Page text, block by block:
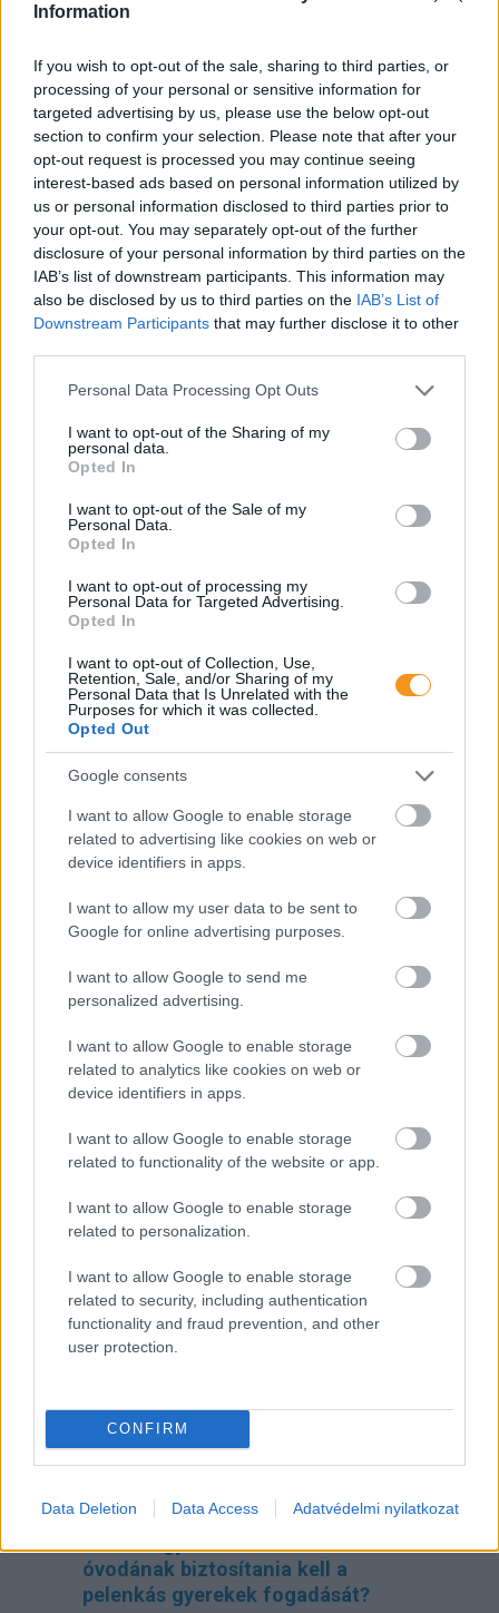
Information
If you wish to opt-out of the sale, sharing to third parties, or
processing of your personal or sensitive information for
targeted advertising by us, please use the below opt-out
section to confirm your selection. Please note that after your
opt-out request is processed you may continue seeing
interest-based ads based on personal information utilized by
us or personal information disclosed to third parties prior to
your opt-out. You may separately opt-out of the further
disclosure of your personal information by third parties on the
IAB’s list of downstream participants. This information may
also be disclosed by us to third parties on the IAB’s List of
Downstream Participants that may further disclose it to other
Please note that this website/app uses one or more Google
not limited to your visit or usage behaviour. You may click to
grant or deny consent to Google and its third-party tags to
use your data for below specified purposes in below Google
consent section.
Personal Data Processing Opt Outs
I want to opt-out of the Sharing of my
personal data.
Opted In
I want to opt-out of the Sale of my
Personal Data.
Opted In
I want to opt-out of processing my
Personal Data for Targeted Advertising.
Opted In
I want to opt-out of Collection, Use,
Retention, Sale, and/or Sharing of my
Personal Data that Is Unrelated with the
Purposes for which it was collected.
Opted Out
Google consents
I want to allow Google to enable storage
related to advertising like cookies on web or
device identifiers in apps.
I want to allow my user data to be sent to
Google for online advertising purposes.
I want to allow Google to send me
personalized advertising.
I want to allow Google to enable storage
related to analytics like cookies on web or
device identifiers in apps.
I want to allow Google to enable storage
related to functionality of the website or app.
I want to allow Google to enable storage
related to personalization.
I want to allow Google to enable storage
related to security, including authentication
functionality and fraud prevention, and other
user protection.
CONFIRM
Data Deletion Data Access Adatvédelmi nyilatkozat
jegyet hozott haza a suliból!
Mit tehetünk szülőként, ha a gyerek jó vagy éppen
rossz jegyet hozott haza a suliból? A megfelelő
dicsérettől kezdve, a motiváció fenntartásán át,
egészen akudarcélmények segítő feldolgozásáig
ugyanis komoly erőfeszítés, valódi érzelmek,
amelyekben a szülői támogatás kulcsszerepet
Már óvodás korban felismerhetők
Fogszabályozó orvos tanácsai
A gyermekek és fiatalok körében ma már 65–75
aránya, vagyis szinte minden második–harmadik
gyerek érintett. A harapási problémák lassan, évek
alatt alakulnak ki, ezért nem feltűnőek, és a szülők
gyakran csak akkor veszik észre őket, amikor már
beavatkozni. Fogorvos tanácsai.
Másképp is lehet: Pozitív
A szülők sokfélék, de abban legtöbben
egyetértenek: nem szeretnék, ha a tanár kiabálna
gyermekükkel az iskolában. Ám ha egy
pedagógusnak egyszerre több, mint húsz
gyermeket kell fegyelmeznie, segítség és korszerű
gyakran a kiabálás a következménye.
Erre (is) kínál megoldást a
iskolában módszertana, amelyet az elmúlt két
óvodának biztosítania kell a
pelenkás gyerekek fogadását?